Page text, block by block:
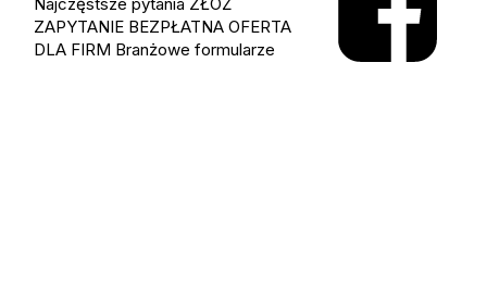
ZAPYTANIE BEZPŁATNA OFERTA
DLA FIRM Branżowe formularze